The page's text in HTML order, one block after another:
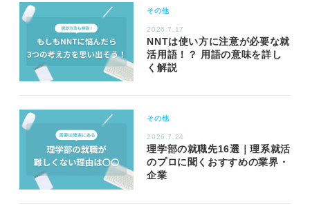
その他
2026.7.17
NNTは使い方に注意が必要な就
活用語！？ 用語の意味を詳し
く解説
その他
2026.7.24
理学部の就職先16選｜理系就活
のプロに聞くおすすめの業界・
企業